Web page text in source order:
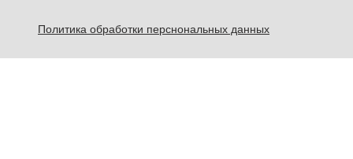
Политика обработки перснональных данных